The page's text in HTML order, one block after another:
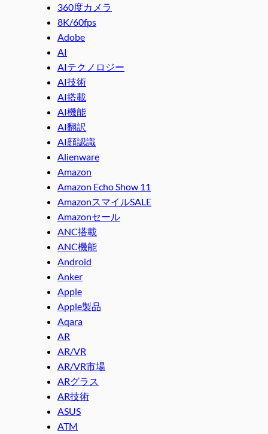
360度カメラ
8K/60fps
Adobe
AI
AIテクノロジー
AI技術
AI搭載
AI機能
AI翻訳
AI顔認識
Alienware
Amazon
Amazon Echo Show 11
AmazonスマイルSALE
Amazonセール
ANC搭載
ANC機能
Android
Anker
Apple
Apple製品
Aqara
AR
AR/VR
AR/VR市場
ARグラス
AR技術
ASUS
ATM